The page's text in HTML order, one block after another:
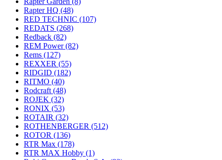
Rapter HQ (48)
RED TECHNIC (107)
REDATS (268)
Redback (82)
REM Power(82)
Rems (127)
REXXER (55)
RIDGID (182)
RITMO (40)
Rodcraft (48)
ROJEK (32)
RONIX (53)
ROTAIR (32)
ROTHENBERGER (512)
ROTOR (136)
RTR Max (178)
RTR MAX Hobby (1)